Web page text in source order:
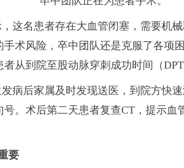
这名患者存在大血管闭塞，需要机
术风险，卒中团队还是克服了各项
从到院至股动脉穿刺成功时间（DPT
病后家属及时发现送医，到院方快
。术后第二天患者复查CT，提示血
要